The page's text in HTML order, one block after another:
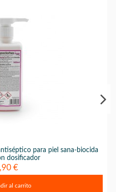
para piel sana-biocida
dosificador
€
al carrito